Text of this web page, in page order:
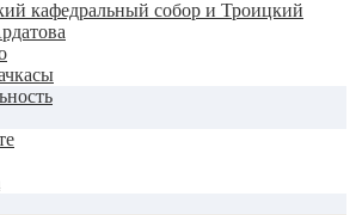
кафедральный собор и Троицкий